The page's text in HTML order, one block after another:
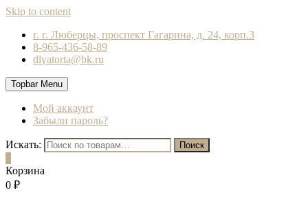
Skip to content
г. г. Люберцы, проспект Гагарина, д. 24, корп.3
8-965-436-58-89
dlyatorta@bk.ru
Topbar Menu
Мой аккаунт
Забыли пароль?
Искать: Поиск
Корзина
0 ₽